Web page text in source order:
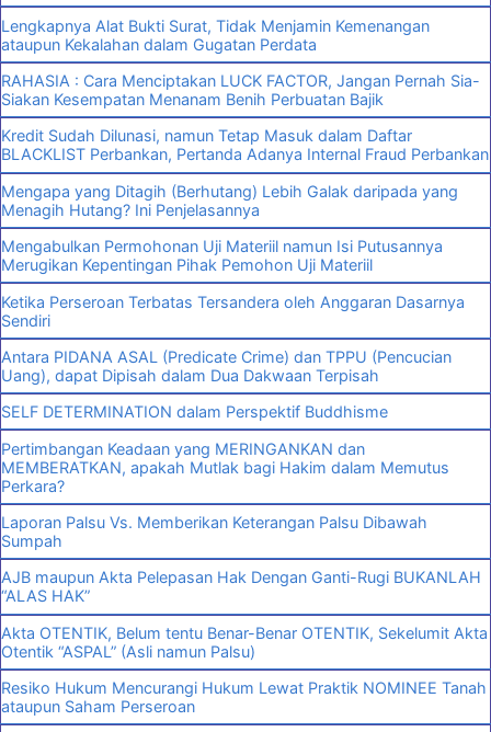
Lengkapnya Alat Bukti Surat, Tidak Menjamin Kemenangan
ataupun Kekalahan dalam Gugatan Perdata
RAHASIA : Cara Menciptakan LUCK FACTOR, Jangan Pernah Sia-
Siakan Kesempatan Menanam Benih Perbuatan Bajik
Kredit Sudah Dilunasi, namun Tetap Masuk dalam Daftar
BLACKLIST Perbankan, Pertanda Adanya Internal Fraud Perbankan
Mengapa yang Ditagih (Berhutang) Lebih Galak daripada yang
Menagih Hutang? Ini Penjelasannya
Mengabulkan Permohonan Uji Materiil namun Isi Putusannya
Merugikan Kepentingan Pihak Pemohon Uji Materiil
Ketika Perseroan Terbatas Tersandera oleh Anggaran Dasarnya
Sendiri
Antara PIDANA ASAL (Predicate Crime) dan TPPU (Pencucian
Uang), dapat Dipisah dalam Dua Dakwaan Terpisah
SELF DETERMINATION dalam Perspektif Buddhisme
Pertimbangan Keadaan yang MERINGANKAN dan
MEMBERATKAN, apakah Mutlak bagi Hakim dalam Memutus
Perkara?
Laporan Palsu Vs. Memberikan Keterangan Palsu Dibawah
Sumpah
AJB maupun Akta Pelepasan Hak Dengan Ganti-Rugi BUKANLAH
“ALAS HAK”
Akta OTENTIK, Belum tentu Benar-Benar OTENTIK, Sekelumit Akta
Otentik “ASPAL” (Asli namun Palsu)
Resiko Hukum Mencurangi Hukum Lewat Praktik NOMINEE Tanah
ataupun Saham Perseroan